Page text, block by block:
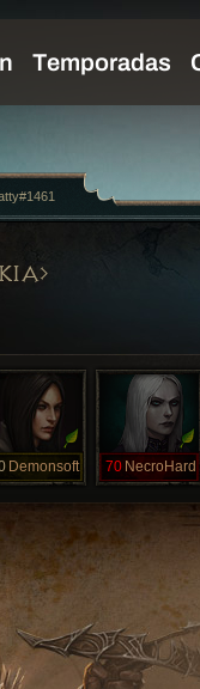
KIA
Demonsoft 70 NecroHard